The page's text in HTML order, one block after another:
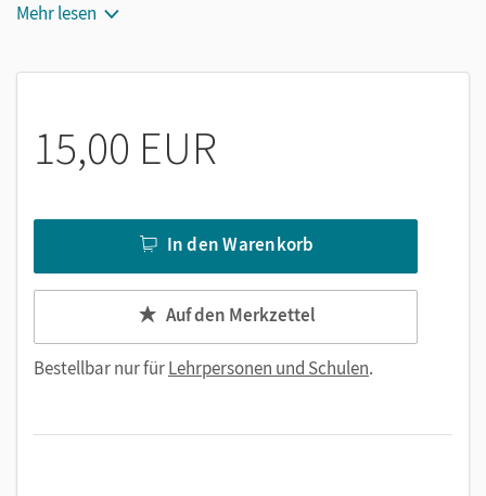
Selbstkontrolle zur Verfügung stellen.
Mehr lesen
15,00 EUR
In den Warenkorb
Auf den Merkzettel
Bestellbar nur fürLehrpersonen und Schulen.